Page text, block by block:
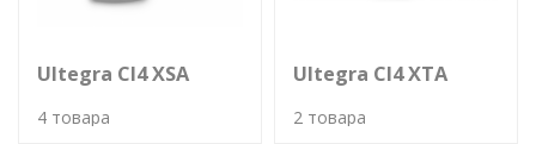
Ultegra CI4 XSA
4 товара
Ultegra CI4 XTA
2 товара